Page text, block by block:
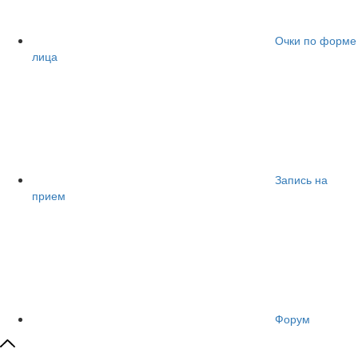
Очки по форме
лица
Запись на
прием
Форум